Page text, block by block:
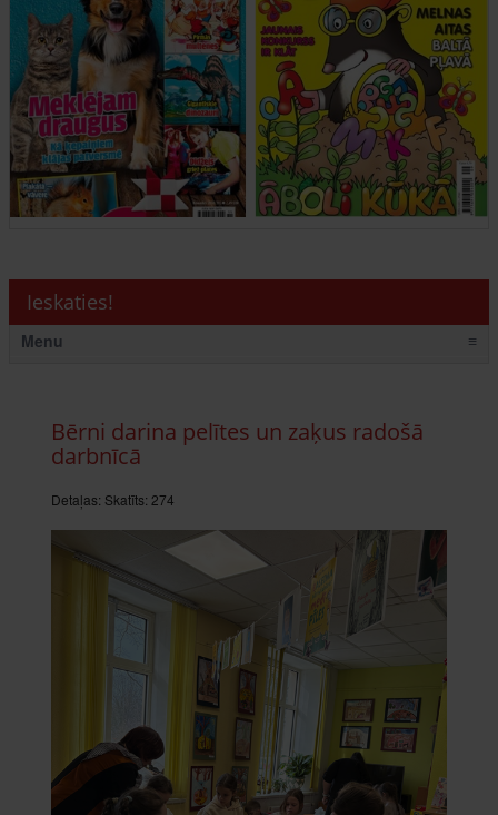
Ieskaties!
Menu ≡
Bērni darina pelītes un zaķus radošā
darbnīcā
Detaļas: Skatīts: 274